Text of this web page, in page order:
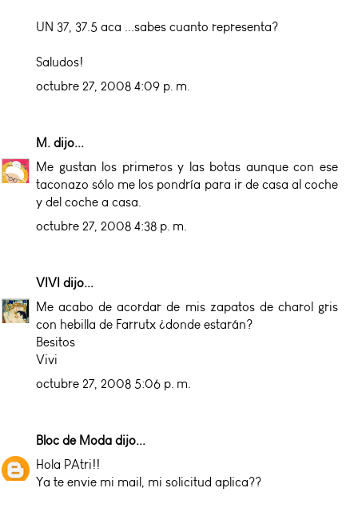
UN 37, 37.5 aca ...sabes cuanto representa?
Saludos!
octubre 27, 2008 4:09 p. m.
M. dijo...
Me gustan los primeros y las botas aunque con ese
taconazo sólo me los pondría para ir de casa al coche
y del coche a casa.
octubre 27, 2008 4:38 p. m.
VIVI dijo...
Me acabo de acordar de mis zapatos de charol gris
con hebilla de Farrutx ¿donde estarán?
Besitos
Vivi
octubre 27, 2008 5:06 p. m.
Bloc de Moda dijo...
Hola PAtri!!
Ya te envie mi mail, mi solicitud aplica??